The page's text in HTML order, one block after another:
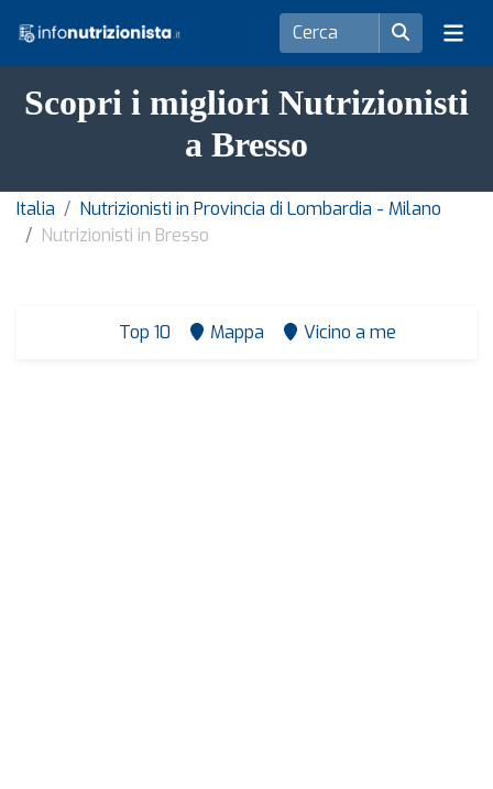
Scopri i migliori Nutrizionisti
a Bresso
Italia
Nutrizionisti in Provincia di Lombardia - Milano
Nutrizionisti in Bresso
Top 10 Mappa Vicino a me